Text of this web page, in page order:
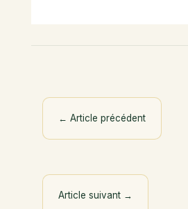
← Article précédent
Article suivant→